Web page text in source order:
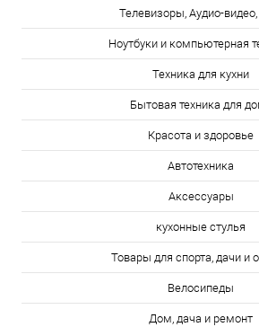
Телевизоры, Аудио-видео,
Ноутбуки и компьютерная
Техника для кухни
Бытовая техника для
Красота и здоровье
Автотехника
Аксессуары
кухонные стулья
Товары для спорта, дачи и
Велосипеды
Дом, дача и ремонт